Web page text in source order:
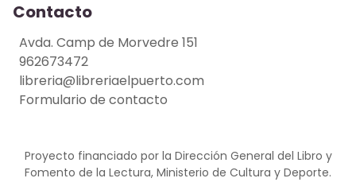
Contacto
Avda. Camp de Morvedre 151
962673472
libreria@libreriaelpuerto.com
Formulario de contacto
Proyecto financiado por la Dirección General del Libro y
Fomento de la Lectura, Ministerio de Cultura y Deporte.